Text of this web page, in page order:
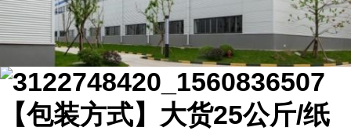
【包装方式】大货25公斤/纸